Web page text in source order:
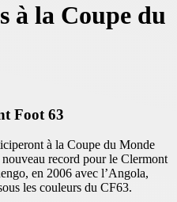
à la Coupe du
Foot 63
à la Coupe du Monde
record pour le Clermont
en 2006 avec l’Angola,
les couleurs du CF63.